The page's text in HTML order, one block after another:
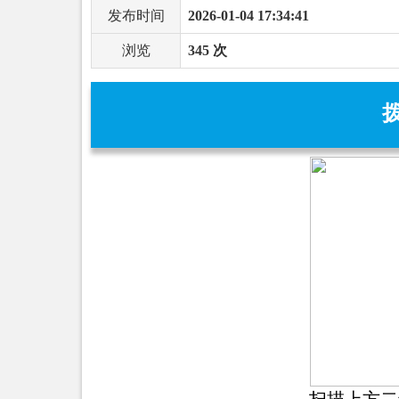
发布时间 2026-01-04 17:34:41
浏览 345 次